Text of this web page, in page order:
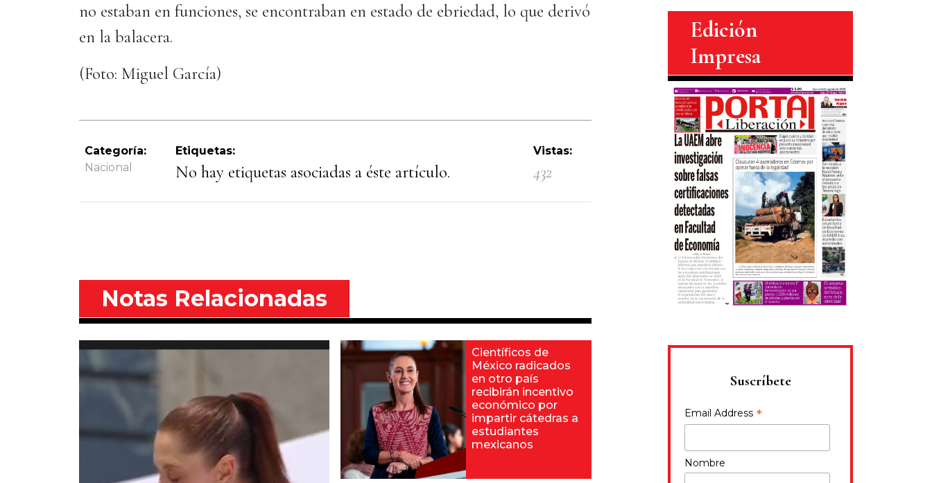
no estaban en funciones, se encontraban en estado de ebriedad, lo que derivó
en la balacera.
(Foto: Miguel García)
Categoría:
Nacional
Etiquetas:
No hay etiquetas asociadas a éste artículo.
Vistas:
432
Notas Relacionadas
Científicos de
México radicados
en otro país
recibirán incentivo
económico por
impartir cátedras a
estudiantes
mexicanos
Edición
Impresa
Suscríbete
Email Address *
Nombre